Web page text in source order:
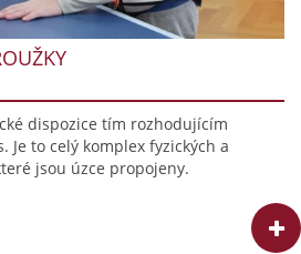
dispozice tím rozhodujícím
Je to celý komplex fyzických a
jsou úzce propojeny.